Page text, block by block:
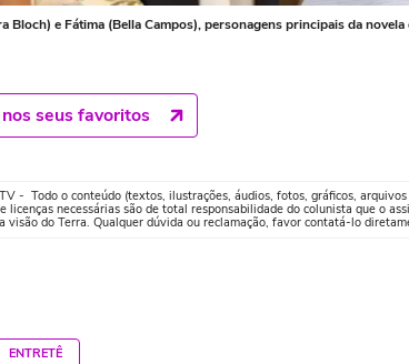
Bloch) e Fátima (Bella Campos), personagens principais da
seus favoritos
- Todo o conteúdo (textos, ilustrações, áudios, fotos, gráficos,
licenças necessárias são de total responsabilidade do colunista que o
visão do Terra. Qualquer dúvida ou reclamação, favor contatá-lo
ENTRETÊ